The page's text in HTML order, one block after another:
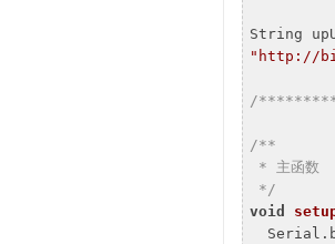
"http://
/
/**
*/
void